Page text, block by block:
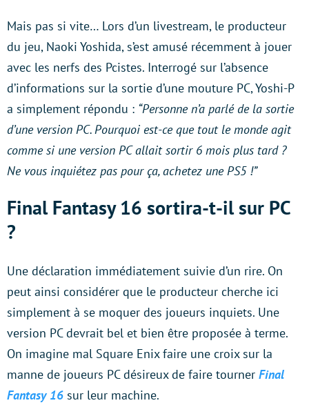
Mais pas si vite… Lors d’un livestream, le producteur
du jeu, Naoki Yoshida, s’est amusé récemment à jouer
avec les nerfs des Pcistes. Interrogé sur l’absence
d’informations sur la sortie d’une mouture PC, Yoshi-P
a simplement répondu : “Personne n’a parlé de la sortie
d’une version PC. Pourquoi est-ce que tout le monde agit
comme si une version PC allait sortir 6 mois plus tard ?
Ne vous inquiétez pas pour ça, achetez une PS5 !”
Final Fantasy 16 sortira-t-il sur PC
?
Une déclaration immédiatement suivie d’un rire. On
peut ainsi considérer que le producteur cherche ici
simplement à se moquer des joueurs inquiets. Une
version PC devrait bel et bien être proposée à terme.
On imagine mal Square Enix faire une croix sur la
manne de joueurs PC désireux de faire tourner Final
Fantasy 16 sur leur machine.